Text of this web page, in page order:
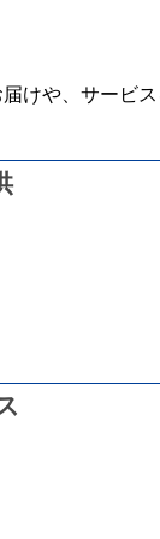
けや、サービス